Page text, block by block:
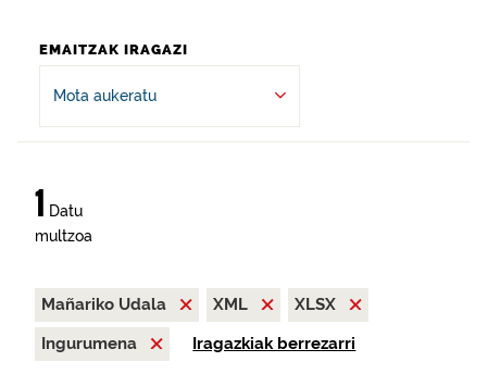
EMAITZAK IRAGAZI
Mota aukeratu
1 Datu
multzoa
Mañariko Udala XML
XLSX
Ingurumena
Iragazkiak berrezarri